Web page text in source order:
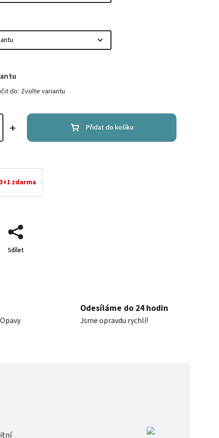
do: Zvolte variantu
Přidat do košíku
zdarma
Sdílet
Odesíláme do 24 hodin
Jsme opravdu rychlí!